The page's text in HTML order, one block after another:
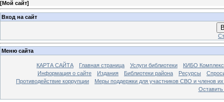
[Мой сайт]
Вход на сайт
Меню сайта
КАРТА САЙТА Главная страница Услуги библиотеки
КИБО
Информация о сайте
Издания Библиотеки района Ресурсы
Противодействие коррупции
Меры поддержки для участников СВО и членов
Оставить